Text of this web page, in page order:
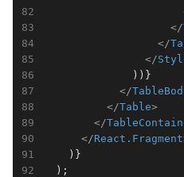
</
</
</
              ))}
</
</Table>
</
</React.Fragment
    )}
  );